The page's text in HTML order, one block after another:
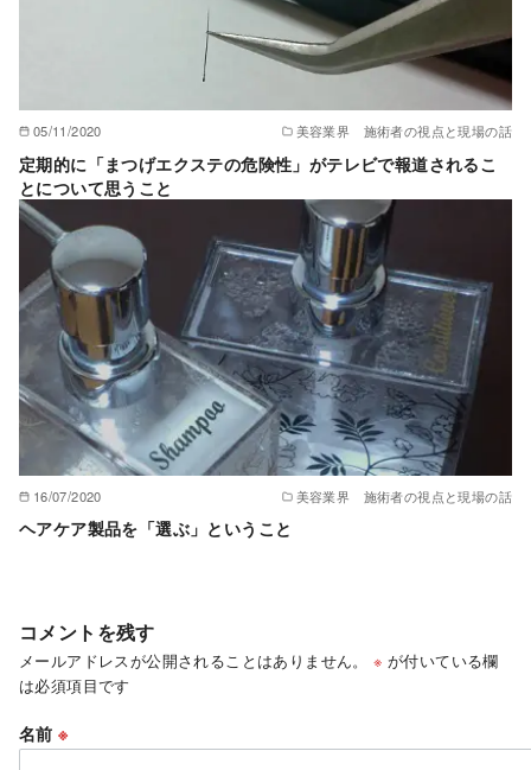
05/11/2020 美容業界 施術者の視点と現場の話
定期的に「まつげエクステの危険性」がテレビで報道されるこ
とについて思うこと
16/07/2020 美容業界 施術者の視点と現場の話
ヘアケア製品を「選ぶ」ということ
コメントを残す
メールアドレスが公開されることはありません。 ※ が付いている欄
は必須項目です
名前※